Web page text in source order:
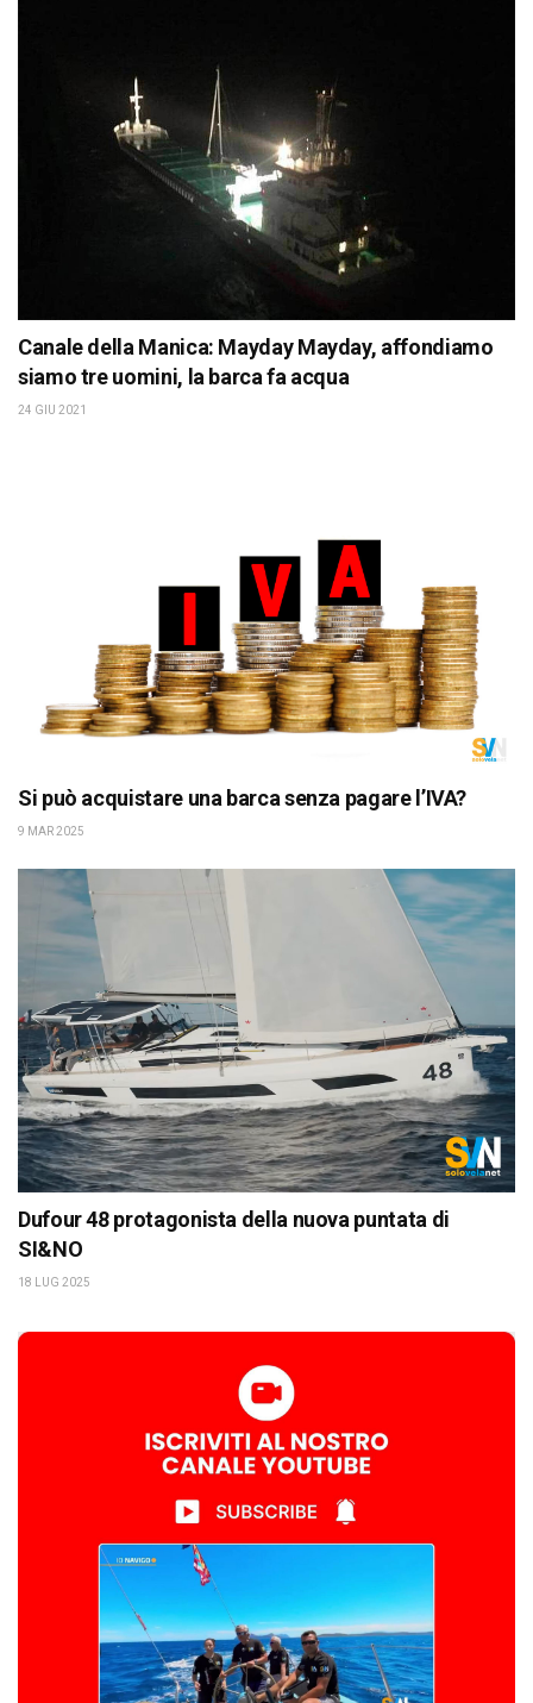
Canale della Manica: Mayday Mayday, affondiamo
siamo tre uomini, la barca fa acqua
24 GIU 2021
Si può acquistare una barca senza pagare l’IVA?
9 MAR 2025
Dufour 48 protagonista della nuova puntata di
SI&NO
18 LUG 2025